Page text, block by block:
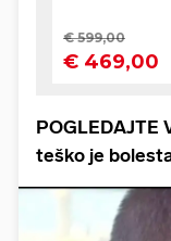
POGLEDAJTE
teško je